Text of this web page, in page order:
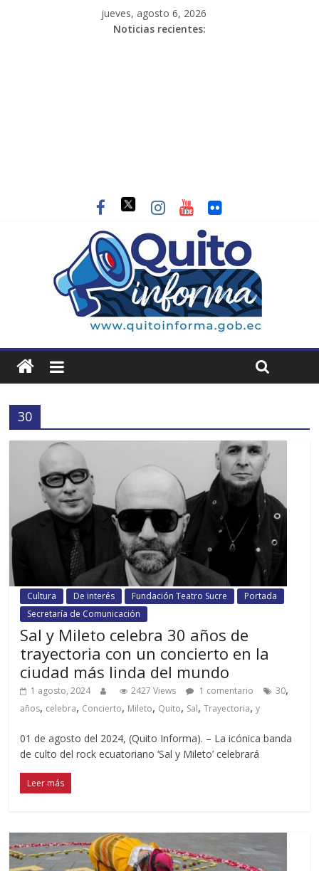
jueves, agosto 6, 2026
Noticias recientes:
30
Cultura De interés Fundación Teatro Sucre
Portada
Secretaría de Comunicación
Sal y Mileto celebra 30 años de
trayectoria con un concierto en la
ciudad más linda del mundo
1 agosto, 2024 2427 Views 1 comentario 30,
años, celebra, Concierto, Mileto, Quito, Sal,Trayectoria,y
01 de agosto del 2024, (Quito Informa). – La icónica banda
de culto del rock ecuatoriano ‘Sal y Mileto’ celebrará
Leer más